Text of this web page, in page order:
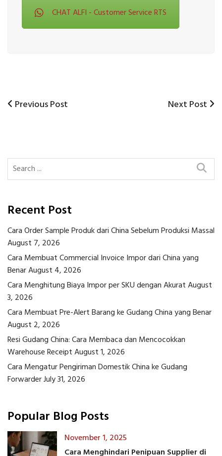
CHAT ALFI - Customer Service RTS
Post
Previous
Previous Post
Next
Next Post
Recent Post
Cara Order Sample Produk dari China Sebelum Produksi Massal
August 7, 2026
Cara Membuat Commercial Invoice Impor dari China yang
BenarAugust 4, 2026
Cara Menghitung Biaya Impor per SKU dengan AkuratAugust
3, 2026
Cara Membuat Pre-Alert Barang ke Gudang China yang Benar
August 2, 2026
Resi Gudang China: Cara Membaca dan Mencocokkan
Warehouse ReceiptAugust 1, 2026
Cara Mengatur Pengiriman Domestik China ke Gudang
ForwarderJuly 31, 2026
Popular Blog Posts
November 1, 2025
Cara Menghindari Penipuan Supplier di